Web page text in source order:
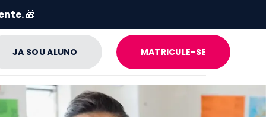
🎁
JA SOU ALUNO MATRICULE-SE